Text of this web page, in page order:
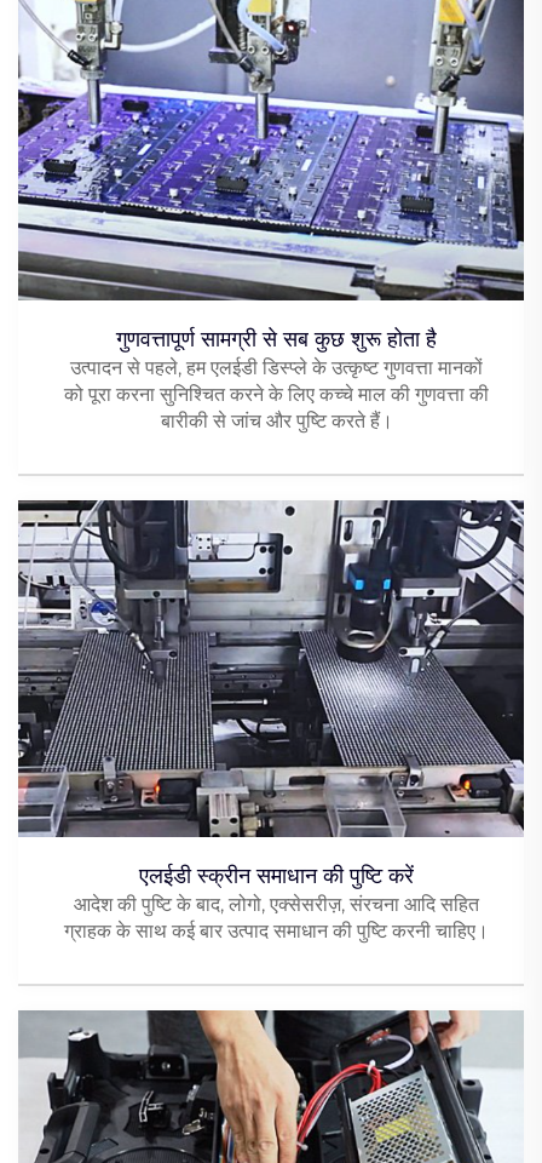
गुणवत्तापूर्ण सामग्री से सब कुछ शुरू होता है
उत्पादन से पहले, हम एलईडी डिस्प्ले के उत्कृष्ट गुणवत्ता मानकों
को पूरा करना सुनिश्चित करने के लिए कच्चे माल की गुणवत्ता की
बारीकी से जांच और पुष्टि करते हैं।
एलईडी स्क्रीन समाधान की पुष्टि करें
आदेश की पुष्टि के बाद, लोगो, एक्सेसरीज़, संरचना आदि सहित
ग्राहक के साथ कई बार उत्पाद समाधान की पुष्टि करनी चाहिए।